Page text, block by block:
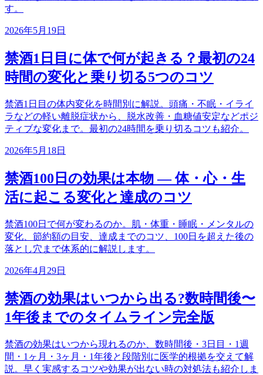
す。
2026年5月19日
禁酒1日目に体で何が起きる？最初の24
時間の変化と乗り切る5つのコツ
禁酒1日目の体内変化を時間別に解説。頭痛・不眠・イライ
ラなどの軽い離脱症状から、脱水改善・血糖値安定などポジ
ティブな変化まで。最初の24時間を乗り切るコツも紹介。
2026年5月18日
禁酒100日の効果は本物 ― 体・心・生
活に起こる変化と達成のコツ
禁酒100日で何が変わるのか。肌・体重・睡眠・メンタルの
変化、節約額の目安、達成までのコツ、100日を超えた後の
落とし穴まで体系的に解説します。
2026年4月29日
禁酒の効果はいつから出る?数時間後〜
1年後までのタイムライン完全版
禁酒の効果はいつから現れるのか、数時間後・3日目・1週
間・1ヶ月・3ヶ月・1年後と段階別に医学的根拠を交えて解
説。早く実感するコツや効果が出ない時の対処法も紹介しま